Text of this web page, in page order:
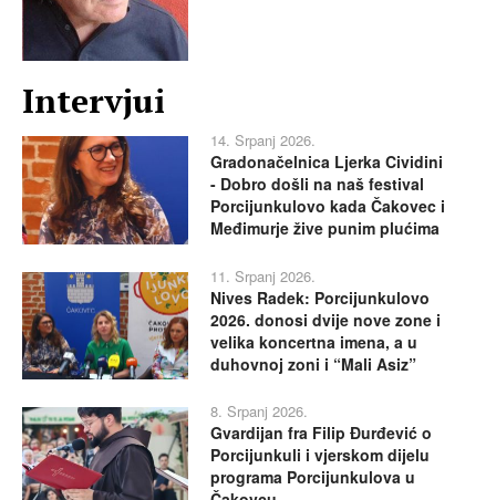
Intervjui
14. Srpanj 2026.
Gradonačelnica Ljerka Cividini
- Dobro došli na naš festival
Porcijunkulovo kada Čakovec i
Međimurje žive punim plućima
11. Srpanj 2026.
Nives Radek: Porcijunkulovo
2026. donosi dvije nove zone i
velika koncertna imena, a u
duhovnoj zoni i “Mali Asiz”
8. Srpanj 2026.
Gvardijan fra Filip Đurđević o
Porcijunkuli i vjerskom dijelu
programa Porcijunkulova u